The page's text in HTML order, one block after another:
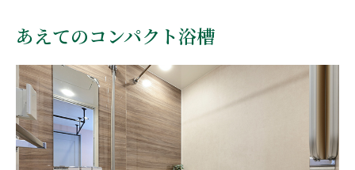
あえてのコンパクト浴槽